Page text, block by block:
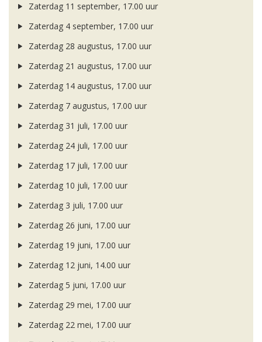
Zaterdag 11 september, 17.00 uur
Zaterdag 4 september, 17.00 uur
Zaterdag 28 augustus, 17.00 uur
Zaterdag 21 augustus, 17.00 uur
Zaterdag 14 augustus, 17.00 uur
Zaterdag 7 augustus, 17.00 uur
Zaterdag 31 juli, 17.00 uur
Zaterdag 24 juli, 17.00 uur
Zaterdag 17 juli, 17.00 uur
Zaterdag 10 juli, 17.00 uur
Zaterdag 3 juli, 17.00 uur
Zaterdag 26 juni, 17.00 uur
Zaterdag 19 juni, 17.00 uur
Zaterdag 12 juni, 14.00 uur
Zaterdag 5 juni, 17.00 uur
Zaterdag 29 mei, 17.00 uur
Zaterdag 22 mei, 17.00 uur